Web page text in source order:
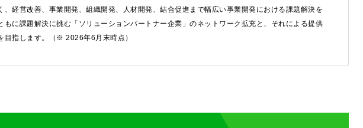
、経営改善、事業開発、組織開発、人材開発、結合促進まで幅広い事業開発における課題解決を
もに課題解決に挑む「ソリューションパートナー企業」のネットワーク拡充と、それによる提供
目指します。（※ 2026年6月末時点）
法人向けサービスに関するご相談・お問い合わせは以下のボタンからお願いします（外部
す）。